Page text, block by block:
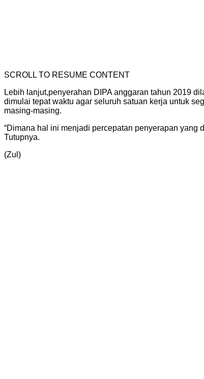
SCROLL TO RESUME CONTENT
Lebih lanjut,penyerahan DIPA anggaran tahun 2019
dimulai tepat waktu agar seluruh satuan kerja untuk
masing-masing.
“Dimana hal ini menjadi percepatan penyerapan yang
Tutupnya.
(Zul)